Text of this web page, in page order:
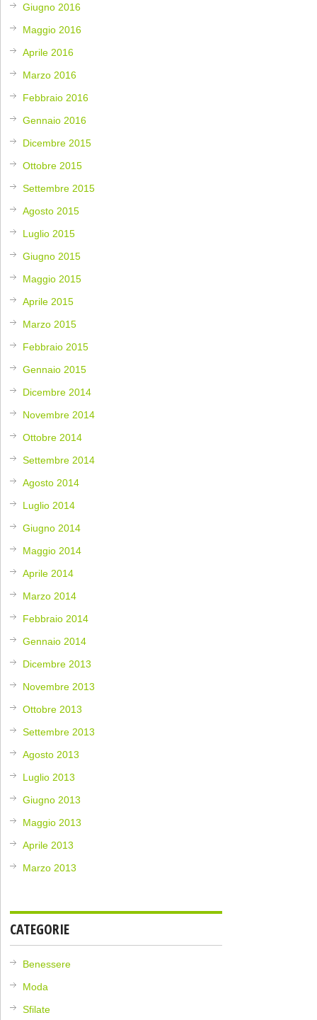
Giugno 2016
Maggio 2016
Aprile 2016
Marzo 2016
Febbraio 2016
Gennaio 2016
Dicembre 2015
Ottobre 2015
Settembre 2015
Agosto 2015
Luglio 2015
Giugno 2015
Maggio 2015
Aprile 2015
Marzo 2015
Febbraio 2015
Gennaio 2015
Dicembre 2014
Novembre 2014
Ottobre 2014
Settembre 2014
Agosto 2014
Luglio 2014
Giugno 2014
Maggio 2014
Aprile 2014
Marzo 2014
Febbraio 2014
Gennaio 2014
Dicembre 2013
Novembre 2013
Ottobre 2013
Settembre 2013
Agosto 2013
Luglio 2013
Giugno 2013
Maggio 2013
Aprile 2013
Marzo 2013
CATEGORIE
Benessere
Moda
Sfilate